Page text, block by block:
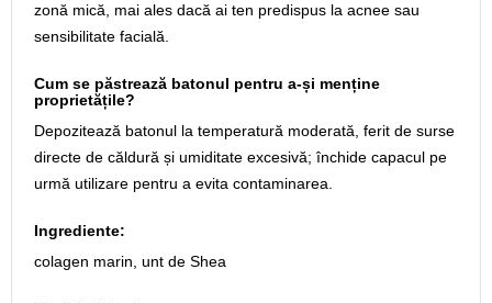
zonă mică, mai ales dacă ai ten predispus la acnee sau
sensibilitate facială.
Cum se păstrează batonul pentru a-și menține
proprietățile?
Depozitează batonul la temperatură moderată, ferit de surse
directe de căldură și umiditate excesivă; închide capacul pe
urmă utilizare pentru a evita contaminarea.
Ingrediente:
colagen marin, unt de Shea